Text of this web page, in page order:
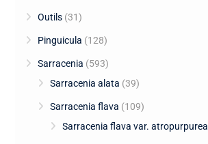
Outils (31)
Pinguicula (128)
Sarracenia (593)
Sarracenia alata (39)
Sarracenia flava (109)
Sarracenia flava var. atropurpurea